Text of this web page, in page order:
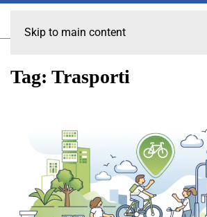
Skip to main content
Tag: Trasporti